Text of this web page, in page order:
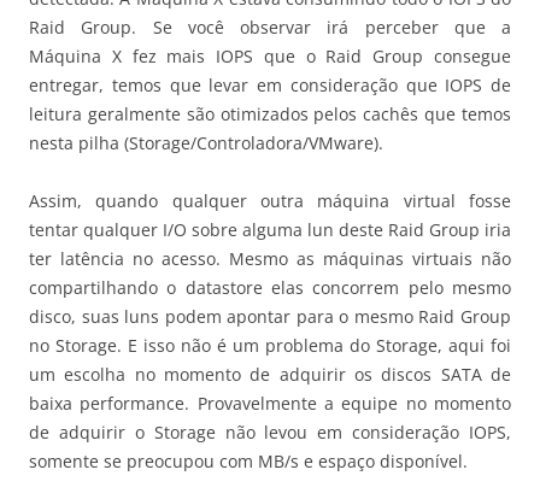
Raid Group. Se você observar irá perceber que a
Máquina X fez mais IOPS que o Raid Group consegue
entregar, temos que levar em consideração que IOPS de
leitura geralmente são otimizados pelos cachês que temos
nesta pilha (Storage/Controladora/VMware).
Assim, quando qualquer outra máquina virtual fosse
tentar qualquer I/O sobre alguma lun deste Raid Group iria
ter latência no acesso. Mesmo as máquinas virtuais não
compartilhando o datastore elas concorrem pelo mesmo
disco, suas luns podem apontar para o mesmo Raid Group
no Storage. E isso não é um problema do Storage, aqui foi
um escolha no momento de adquirir os discos SATA de
baixa performance. Provavelmente a equipe no momento
de adquirir o Storage não levou em consideração IOPS,
somente se preocupou com MB/s e espaço disponível.